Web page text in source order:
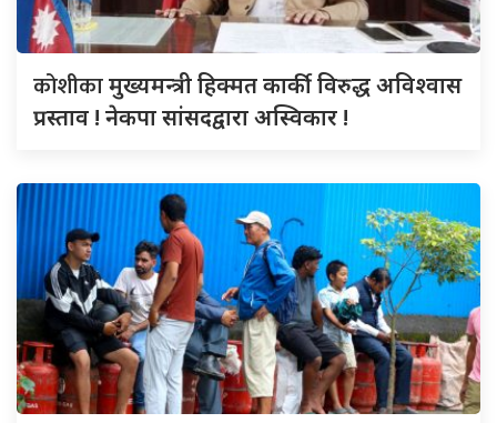
कोशीकामुख्यमन्त्री हिक्मत कार्की विरुद्ध अविश्वास
प्रस्ताव ! नेकपा सांसदद्वारा अस्विकार !